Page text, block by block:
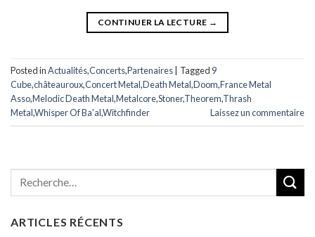
CONTINUER LA LECTURE →
Posted inActualités,Concerts,Partenaires Tagged 9
Cube,châteauroux,Concert Metal,Death Metal,Doom,France Metal
Asso,Melodic Death Metal,Metalcore,Stoner,Theorem,Thrash
Metal,Whisper Of Ba'al,Witchfinder Laissez un commentaire
ARTICLES RÉCENTS